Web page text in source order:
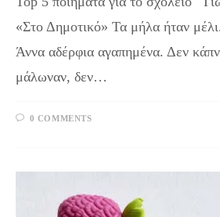
«Στο Δημοτικό» Τα μήλα ήταν
Άννα αδέρφια αγαπημένα. Δεν
μάλωναν, δεν…
0 COMMENTS